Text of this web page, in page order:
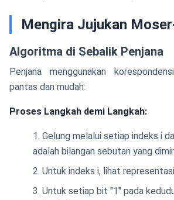
Mengira Jujukan
Algoritma di Sebalik Penjana
Penjana menggunakan
pantas dan mudah:
Proses Langkah demi Langkah:
Gelung melalui setiap indeks i
adalah bilangan sebutan yang
Untuk indeks i, lihat
Untuk setiap bit "1" pada